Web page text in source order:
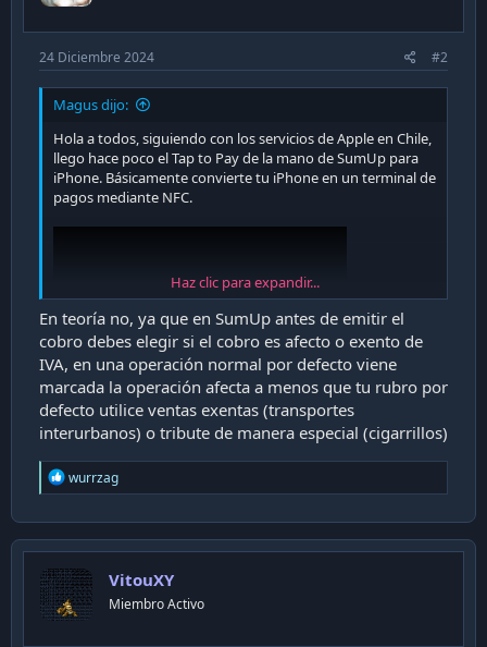
24 Diciembre 2024 #2
Magus dijo:
Hola a todos, siguiendo con los servicios de Apple en Chile,
llego hace poco el Tap to Pay de la mano de SumUp para
iPhone. Básicamente convierte tu iPhone en un terminal de
pagos mediante NFC.
Entiendo que está enfocado a negocios, aunque igual
puede ser utilizado para pagos libres de impuestos (cobrar
la cuota del asado por ejemplo). Sin embargo la comisión
por transacción es del 3,8% (3,2 + IVA). Entiendo que
funciona con todas las tarjetas contactless y también con
Apple Pay/Google Pay y similares.
Q tal? A los comerciantes les permitiría “evadir” la ley de las
50 transferencias ya que los pagos se reciben mediante
transferencia de un único emisor (SumUp). Lo malo es la
comisión y generar la confianza de acercar tu tarjeta de
crédito para introducir tu pin en el teléfono de un extraño
Haz clic para expandir...
En teoría no, ya que en SumUp antes de emitir el
cobro debes elegir si el cobro es afecto o exento de
IVA, en una operación normal por defecto viene
marcada la operación afecta a menos que tu rubro por
defecto utilice ventas exentas (transportes
interurbanos) o tribute de manera especial (cigarrillos)
R
e
c
t
o
n
s
wurrzag
VitouXY
Miembro Activo